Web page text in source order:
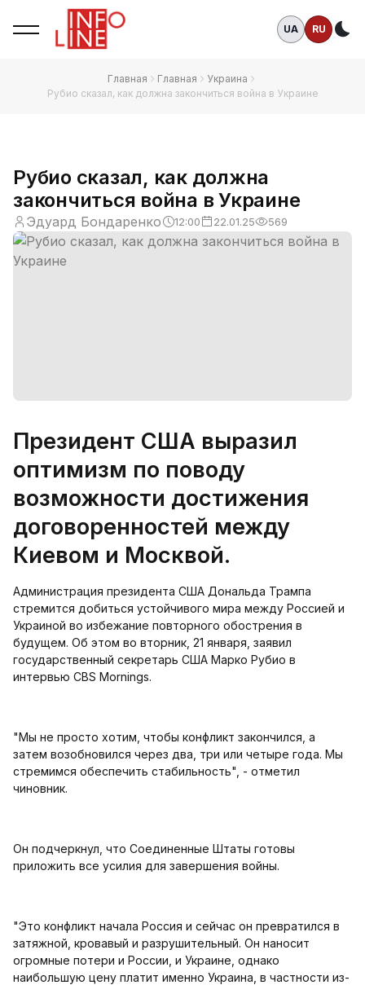
UA RU
Главная Главная
Украина
Рубио сказал, как должна закончиться война в Украине
Рубио сказал, как должна
закончиться война в Украине
Эдуард Бондаренко 12:00 22.01.25 569
Президент США выразил
оптимизм по поводу
возможности достижения
договоренностей между
Киевом и Москвой.
Администрация президента США Дональда Трампа
стремится добиться устойчивого мира между Россией и
Украиной во избежание повторного обострения в
будущем. Об этом во вторник, 21 января, заявил
государственный секретарь США Марко Рубио в
интервью CBS Mornings.
"Мы не просто хотим, чтобы конфликт закончился, а
затем возобновился через два, три или четыре года. Мы
стремимся обеспечить стабильность", - отметил
чиновник.
Он подчеркнул, что Соединенные Штаты готовы
приложить все усилия для завершения войны.
"Это конфликт начала Россия и сейчас он превратился в
затяжной, кровавый и разрушительный. Он наносит
огромные потери и России, и Украине, однако
наибольшую цену платит именно Украина, в частности из-